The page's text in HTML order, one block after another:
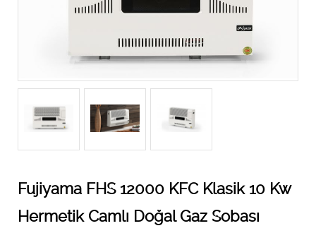
Fujiyama FHS 12000 KFC Klasik 10 Kw
Hermetik Camlı Doğal Gaz Sobası